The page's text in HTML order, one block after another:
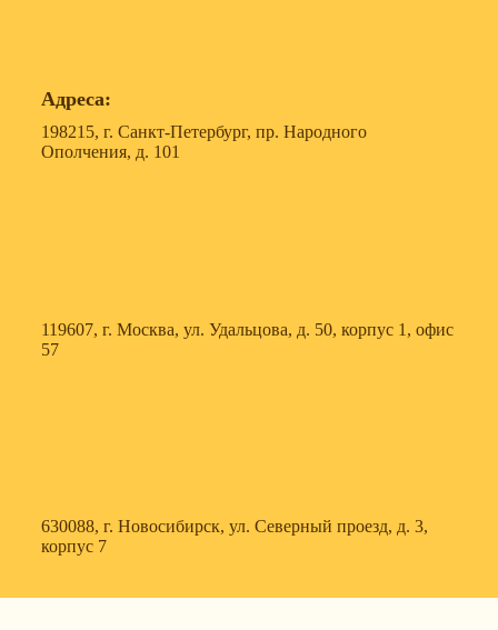
Адреса:
198215, г. Санкт-Петербург, пр. Народного
Ополчения, д. 101
119607, г. Москва, ул. Удальцова, д. 50, корпус 1, офис
57
630088, г. Новосибирск, ул. Северный проезд, д. 3,
корпус 7